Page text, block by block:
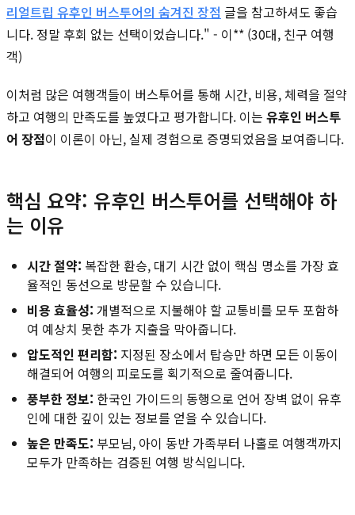
리얼트립 유후인 버스투어의 숨겨진 장점 글을 참고하셔도 좋습
니다. 정말 후회 없는 선택이었습니다." - 이** (30대, 친구 여행
객)
이처럼 많은 여행객들이 버스투어를 통해 시간, 비용, 체력을 절약
하고 여행의 만족도를 높였다고 평가합니다. 이는 유후인 버스투
어 장점이 이론이 아닌, 실제 경험으로 증명되었음을 보여줍니다.
핵심 요약: 유후인 버스투어를 선택해야 하
는 이유
시간 절약: 복잡한 환승, 대기 시간 없이 핵심 명소를 가장 효
율적인 동선으로 방문할 수 있습니다.
비용 효율성: 개별적으로 지불해야 할 교통비를 모두 포함하
여 예상치 못한 추가 지출을 막아줍니다.
압도적인 편리함: 지정된 장소에서 탑승만 하면 모든 이동이
해결되어 여행의 피로도를 획기적으로 줄여줍니다.
풍부한 정보: 한국인 가이드의 동행으로 언어 장벽 없이 유후
인에 대한 깊이 있는 정보를 얻을 수 있습니다.
높은 만족도: 부모님, 아이 동반 가족부터 나홀로 여행객까지
모두가 만족하는 검증된 여행 방식입니다.